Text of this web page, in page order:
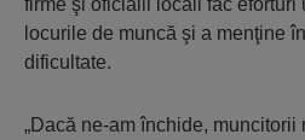
firme şi oficialii locali fac eforturi
locurile de muncă şi a menţine
dificultate.
„Dacă ne-am închide, muncitorii